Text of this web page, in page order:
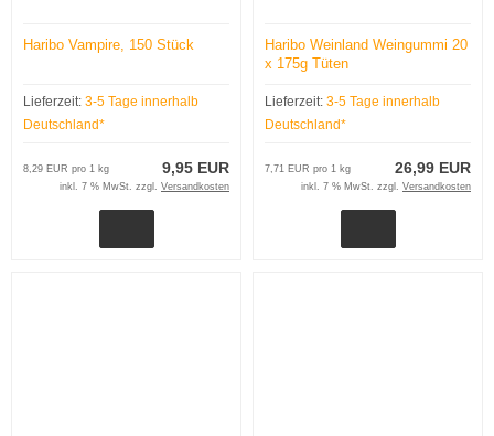
Haribo Vampire, 150 Stück
Lieferzeit: 3-5 Tage innerhalb
Deutschland*
9,95 EUR
8,29 EUR pro 1 kg
inkl. 7 % MwSt. zzgl. Versandkosten
Haribo Weinland Weingummi 20
x 175g Tüten
Lieferzeit: 3-5 Tage innerhalb
Deutschland*
26,99 EUR
7,71 EUR pro 1 kg
inkl. 7 % MwSt. zzgl. Versandkosten